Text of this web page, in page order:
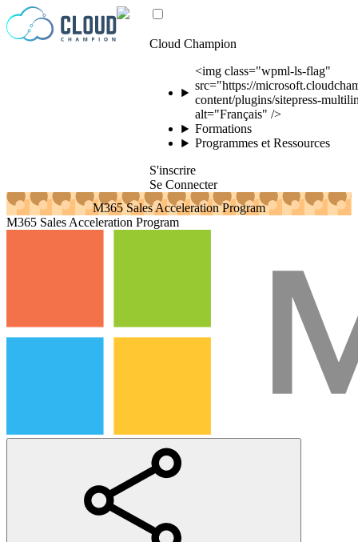
Passer au contenu
Cloud Champion
<img class="wpml-ls-flag"
src="https://
content/plugins/sitepress-
alt="Français" />
Formations
Programmes et Ressources
S'inscrire
Se Connecter
M365 Sales Acceleration Program
M365 Sales Acceleration Program